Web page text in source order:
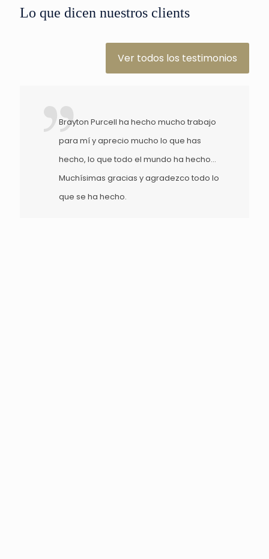
Lo que dicen nuestros clients
Ver todos los testimonios
Solo quería agradecerles mucho por
todo el trabajo que han hecho por
nosotros. Esto me ha permitido ayudar
muchísimo a mi hija... Esto me permitió
comprarle su primera casa, también